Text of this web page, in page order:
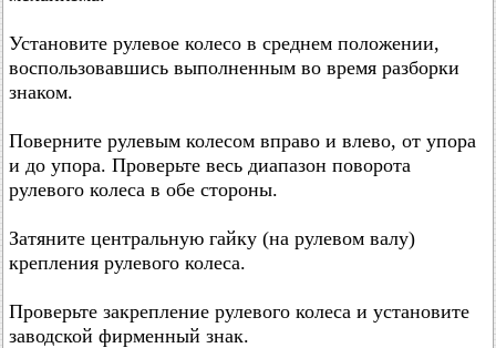
Установите рулевое колесо в среднем положении,
воспользовавшись выполненным во время разборки
знаком.
Поверните рулевым колесом вправо и влево, от упора
и до упора. Проверьте весь диапазон поворота
рулевого колеса в обе стороны.
Затяните центральную гайку (на рулевом валу)
крепления рулевого колеса.
Проверьте закрепление рулевого колеса и установите
заводской фирменный знак.